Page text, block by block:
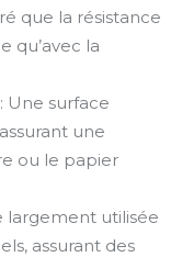
que la résistance
qu’avec la
Une surface
une
ou le papier
largement utilisée
assurant des